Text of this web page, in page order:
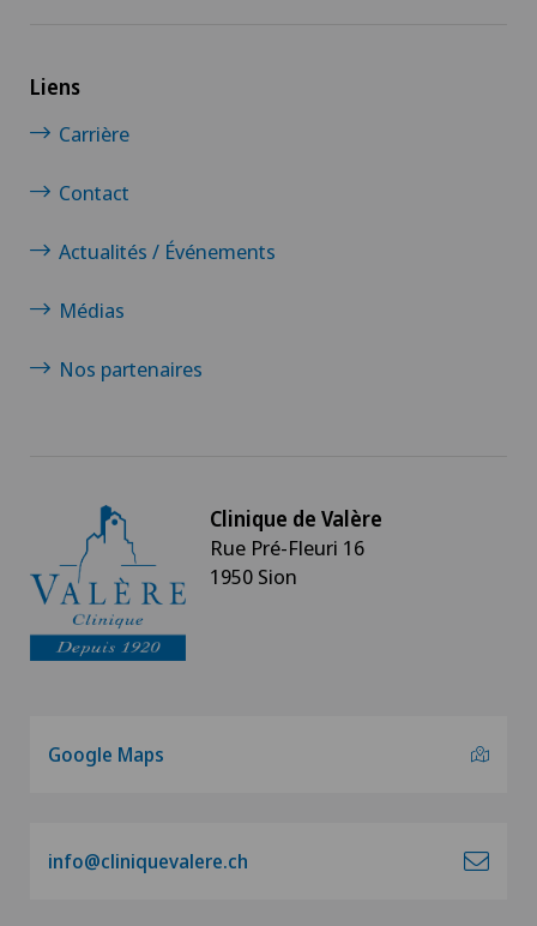
Liens
Carrière
Contact
Actualités / Événements
Médias
Nos partenaires
Clinique de Valère
Rue Pré-Fleuri 16
1950 Sion
Google Maps
info@cliniquevalere.ch